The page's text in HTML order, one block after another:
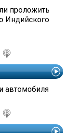
проложить
Индийского
автомобиля